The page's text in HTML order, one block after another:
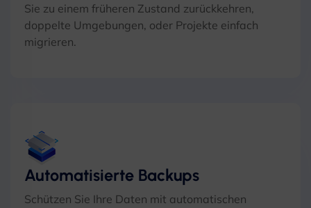
Sie zu einem früheren Zustand zurückkehren,
doppelte Umgebungen, oder Projekte einfach
migrieren.
Automatisierte Backups
Schützen Sie Ihre Daten mit automatischen